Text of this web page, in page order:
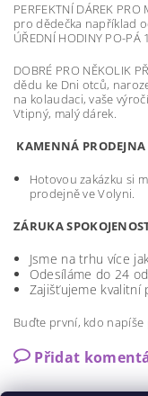
PERFEKTNÍ DÁREK
pro dědečka například
ÚŘEDNÍ HODINY PO-PÁ
DOBRÉ PRO NĚKOLIK
dědu ke Dni otců,
na kolaudaci, vaše
Vtipný, malý dárek.
KAMENNÁ PRODEJNA
Hotovou zakázku si
prodejně ve Volyni.
ZÁRUKA
Jsme na trhu více
Odesíláme do 24
Zajišťujeme kvalitní
Buďte první, kdo napíše
Přidat